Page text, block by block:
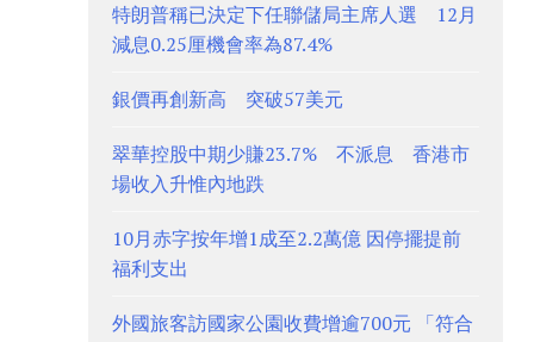
特朗普稱已決定下任聯儲局主席人選 12月
減息0.25厘機會率為87.4%
銀價再創新高 突破57美元
翠華控股中期少賺23.7% 不派息 香港市
場收入升惟內地跌
10月赤字按年增1成至2.2萬億 因停擺提前
福利支出
外國旅客訪國家公園收費增逾700元 「符合